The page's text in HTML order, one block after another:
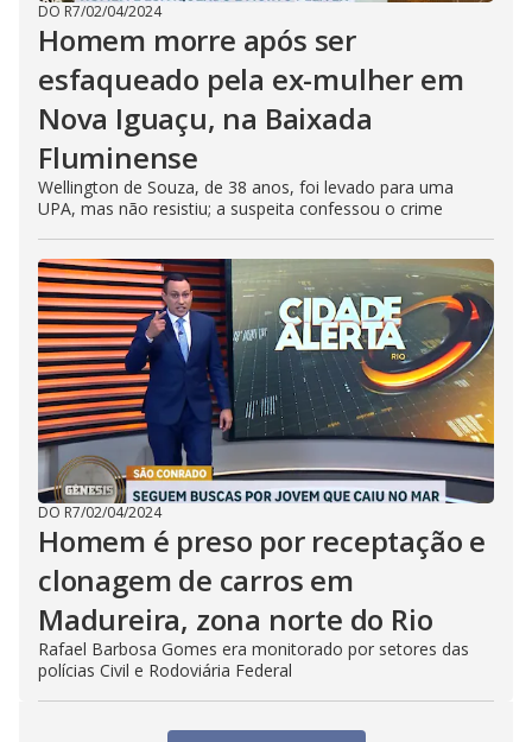
DO R7/02/04/2024
Homem morre após ser
esfaqueado pela ex-mulher em
Nova Iguaçu, na Baixada
Fluminense
Wellington de Souza, de 38 anos, foi levado para uma
UPA, mas não resistiu; a suspeita confessou o crime
DO R7/02/04/2024
Homem é preso por receptação e
clonagem de carros em
Madureira, zona norte do Rio
Rafael Barbosa Gomes era monitorado por setores das
polícias Civil e Rodoviária Federal